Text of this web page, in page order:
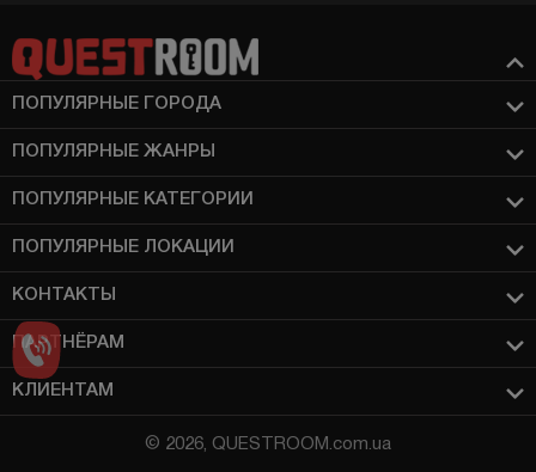
ПОПУЛЯРНЫЕ ГОРОДА
ПОПУЛЯРНЫЕ ЖАНРЫ
ПОПУЛЯРНЫЕ КАТЕГОРИИ
ПОПУЛЯРНЫЕ ЛОКАЦИИ
КОНТАКТЫ
ПАРТНЁРАМ
КЛИЕНТАМ
© 2026, QUESTROOM.com.ua